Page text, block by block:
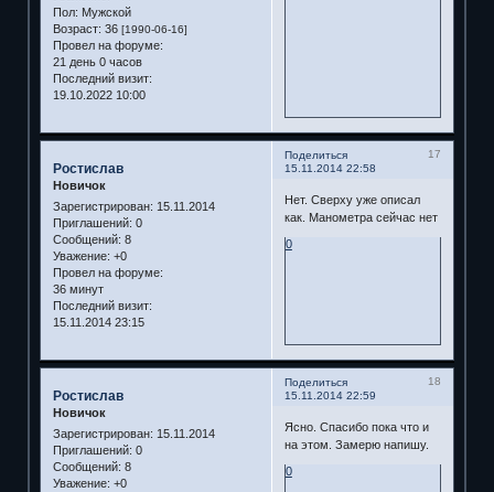
Пол: Мужской
Возраст: 36 [1990-06-16]
Провел на форуме:
21 день 0 часов
Последний визит:
19.10.2022 10:00
Поделиться
17
15.11.2014 22:58
Ростислав
Новичок
Зарегистрирован: 15.11.2014
Приглашений: 0
Сообщений: 8
Уважение: +0
Провел на форуме:
36 минут
Последний визит:
15.11.2014 23:15
Нет. Сверху уже описал
как. Манометра сейчас нет
0
Поделиться
18
15.11.2014 22:59
Ростислав
Новичок
Зарегистрирован: 15.11.2014
Приглашений: 0
Сообщений: 8
Уважение: +0
Ясно. Спасибо пока что и
на этом. Замерю напишу.
0